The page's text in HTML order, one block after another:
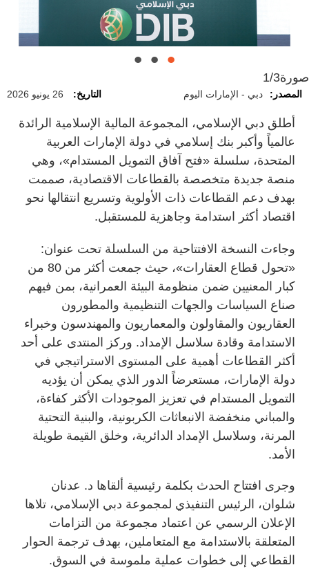
صورة1/3
المصدر: دبي - الإمارات اليوم التاريخ: 26 يونيو 2026
أطلق دبي الإسلامي، المجموعة المالية الإسلامية الرائدة
عالمياً وأكبر بنك إسلامي في دولة الإمارات العربية
المتحدة، سلسلة «فتح آفاق التمويل المستدام»، وهي
منصة جديدة متخصصة بالقطاعات الاقتصادية، صممت
بهدف دعم القطاعات ذات الأولوية وتسريع انتقالها نحو
اقتصاد أكثر استدامة وجاهزية للمستقبل.
وجاءت النسخة الافتتاحية من السلسلة تحت عنوان:
«تحول قطاع العقارات»، حيث جمعت أكثر من 80 من
كبار المعنيين ضمن منظومة البيئة العمرانية، بمن فيهم
صناع السياسات والجهات التنظيمية والمطورون
العقاريون والمقاولون والمعماريون والمهندسون وخبراء
الاستدامة وقادة سلاسل الإمداد. وركز المنتدى على أحد
أكثر القطاعات أهمية على المستوى الاستراتيجي في
دولة الإمارات، مستعرضاً الدور الذي يمكن أن يؤديه
التمويل المستدام في تعزيز الموجودات الأكثر كفاءة،
والمباني منخفضة الانبعاثات الكربونية، والبنية التحتية
المرنة، وسلاسل الإمداد الدائرية، وخلق القيمة طويلة
الأمد.
وجرى افتتاح الحدث بكلمة رئيسية ألقاها د. عدنان
شلوان، الرئيس التنفيذي لمجموعة دبي الإسلامي، تلاها
الإعلان الرسمي عن اعتماد مجموعة من التزامات
المتعلقة بالاستدامة مع المتعاملين، بهدف ترجمة الحوار
القطاعي إلى خطوات عملية ملموسة في السوق.